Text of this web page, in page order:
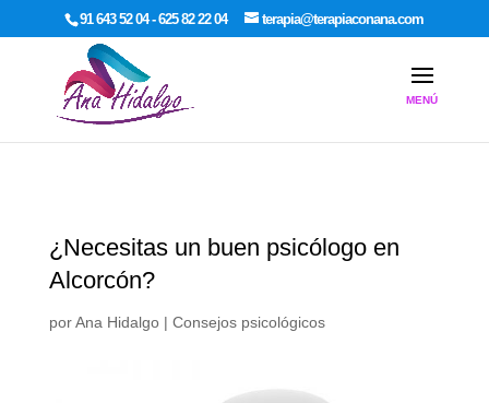
google-site-verification: google7dcda757e565a307.html
91 643 52 04 - 625 82 22 04 terapia@terapiaconana.com
¿Necesitas un buen psicólogo en
Alcorcón?
porAna Hidalgo| Consejos psicológicos